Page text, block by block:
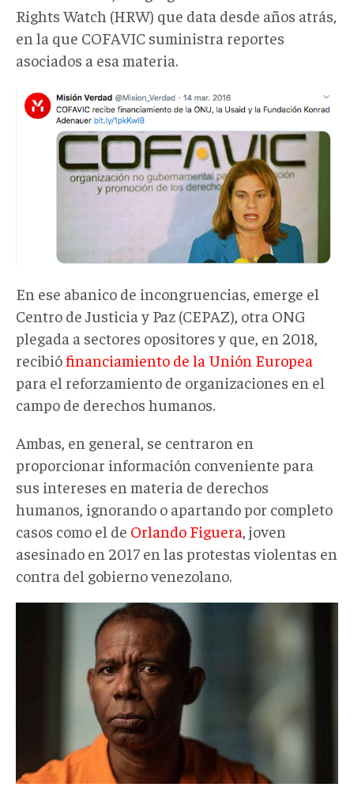
Rights Watch (HRW) que data desde años atrás,
en la que COFAVIC suministra reportes
asociados a esa materia.
En ese abanico de incongruencias, emerge el
Centro de Justicia y Paz (CEPAZ), otra ONG
plegada a sectores opositores y que, en 2018,
recibiófinanciamiento de la Unión Europea
para el reforzamiento de organizaciones en el
campo de derechos humanos.
Ambas, en general, se centraron en
proporcionar información conveniente para
sus intereses en materia de derechos
humanos, ignorando o apartando por completo
casos como el de Orlando Figuera , joven
asesinado en 2017 en las protestas violentas en
contra del gobierno venezolano.